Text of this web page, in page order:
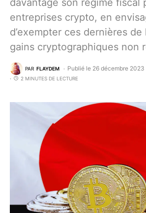
davantage son régime fiscal
entreprises crypto, en
d’exempter ces dernières de
gains cryptographiques non
PAR FLAYDEM Publié le 26 décembre 2023
2 MINUTES DE LECTURE